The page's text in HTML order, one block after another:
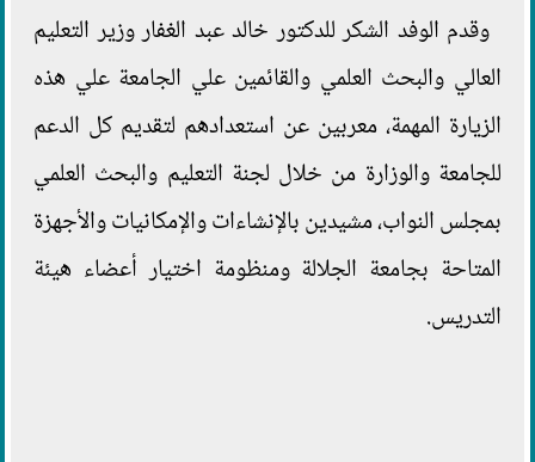
وقدم الوفد الشكر للدكتور خالد عبد الغفار وزير التعليم
العالي والبحث العلمي والقائمين علي الجامعة علي هذه
الزيارة المهمة، معربين عن استعدادهم لتقديم كل الدعم
للجامعة والوزارة من خلال لجنة التعليم والبحث العلمي
بمجلس النواب، مشيدين بالإنشاءات والإمكانيات والأجهزة
المتاحة بجامعة الجلالة ومنظومة اختيار أعضاء هيئة
التدريس.